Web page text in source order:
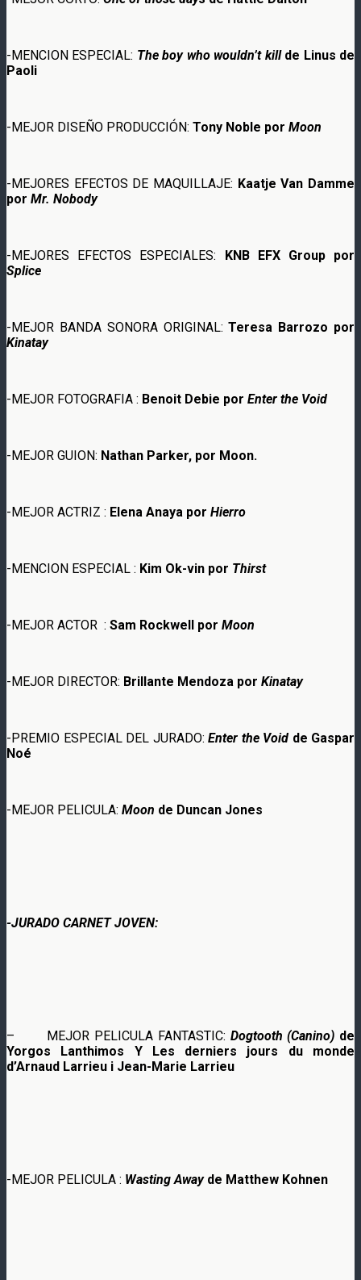
-MENCION ESPECIAL: The boy who wouldn’t killde Linus de
Paoli
-MEJOR DISEÑO PRODUCCIÓN: Tony Noble por Moon
-MEJORES EFECTOS DE MAQUILLAJE: Kaatje Van Damme
por Mr. Nobody
-MEJORES EFECTOS ESPECIALES: KNB EFX Group por
Splice
-MEJOR BANDA SONORA ORIGINAL:Teresa Barrozo por
Kinatay
-MEJOR FOTOGRAFIA : Benoit Debie por Enter the Void
-MEJOR GUION: Nathan Parker, por Moon.
-MEJOR ACTRIZ : Elena Anaya por Hierro
-MENCION ESPECIAL : Kim Ok-vin por Thirst
-MEJOR ACTOR : Sam Rockwell por Moon
-MEJOR DIRECTOR: Brillante Mendoza por Kinatay
-PREMIO ESPECIAL DEL JURADO: Enter the Void de Gaspar
Noé
-MEJOR PELICULA: Moon de Duncan Jones
-JURADO CARNET JOVEN:
– MEJOR PELICULA FANTASTIC: Dogtooth (Canino) de
Yorgos Lanthimos Y Les derniers jours du monde
d’Arnaud Larrieu i Jean-Marie Larrieu
-MEJOR PELICULA : Wasting Awayde Matthew Kohnen